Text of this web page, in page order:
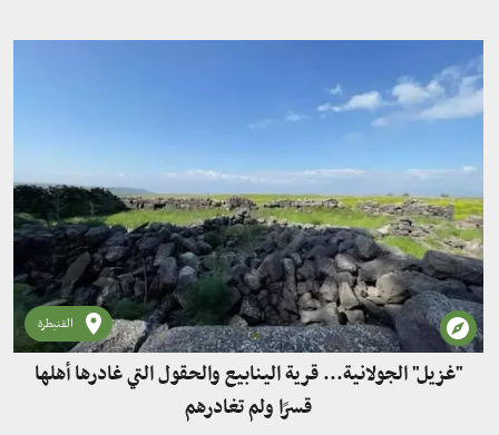
القنيطرة
"غزيل" الجولانية... قرية الينابيع والحقول التي غادرها أهلها
قسرًا ولم تغادرهم